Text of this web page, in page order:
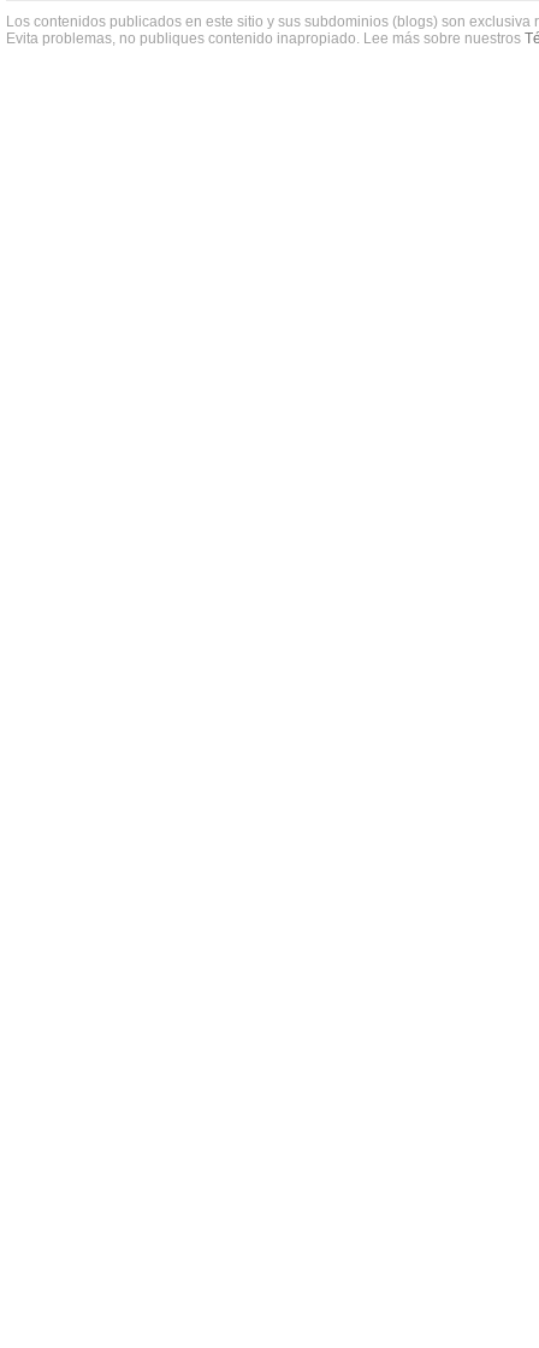
Los contenidos publicados en este sitio y sus subdominios (blogs) son exclusiva
Evita problemas, no publiques contenido inapropiado. Lee más sobre nuestros